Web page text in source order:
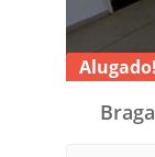
Alugado!